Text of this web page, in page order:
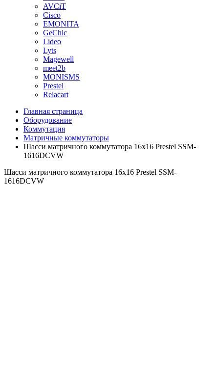
AVCiT
Cisco
EMONITA
GeChic
Lideo
Lyts
Magewell
meet2b
MONISMS
Prestel
Relacart
Главная страница
Оборудование
Коммутация
Матричные коммутаторы
Шасси матричного коммутатора 16х16 Prestel SSM-
1616DCVW
Шасси матричного коммутатора 16х16 Prestel SSM-
1616DCVW